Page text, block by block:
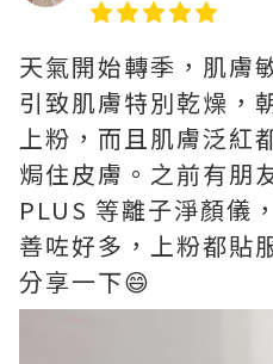
天氣開始轉季，肌膚
引致肌膚特別乾燥，
上粉，而且肌膚泛紅
焗住皮膚。之前有朋
PLUS 等離⼦淨顏儀
善咗好多，上粉都貼
分享一下😄